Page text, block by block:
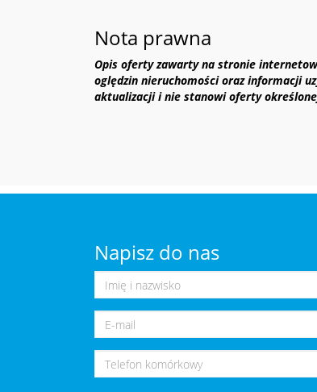
Nota prawna
Opis oferty zawarty na stronie
oględzin nieruchomości oraz informacji
aktualizacji i nie stanowi oferty
Napisz do nas